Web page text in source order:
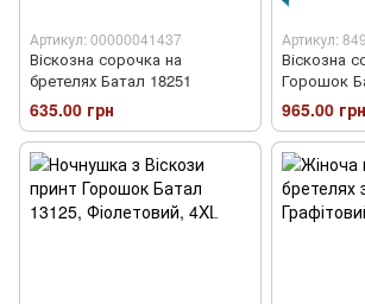
Артикул: 00000041437
Віскозна сорочка на
бретелях Батал 18251
635.00 грн
Артикул:
Віскозна
Горошок
965.00 грн